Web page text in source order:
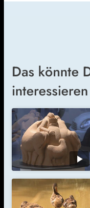
Das könnte
interessieren